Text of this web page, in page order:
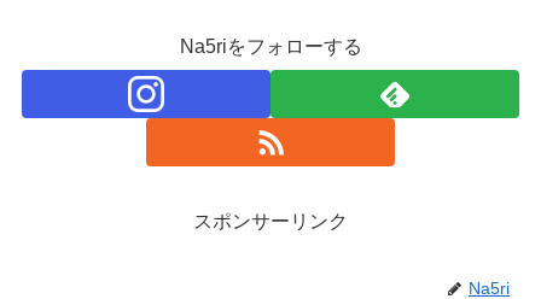
Na5riをフォローする
スポンサーリンク
Na5ri